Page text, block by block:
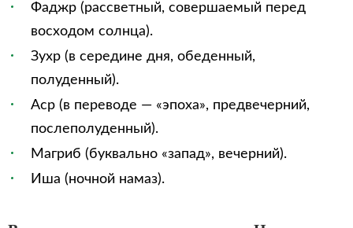
Фаджр (рассветный, совершаемый перед
восходом солнца).
Зухр (в середине дня, обеденный,
полуденный).
Аср (в переводе — «эпоха», предвечерний,
послеполуденный).
Магриб (буквально «запад», вечерний).
Иша (ночной намаз).